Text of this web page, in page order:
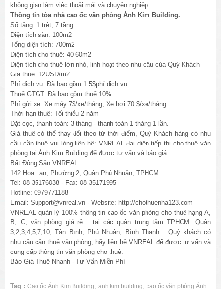
không gian làm việc thoải mái và chuyên nghiệp.
Thông tin tòa nhà cao ốc văn phòng Ánh Kim Building.
Số tầng: 1 trệt, 7 tầng
Diện tích sàn: 100m2
Tổng diện tích: 700m2
Diện tích cho thuê: 40-60m2
Diện tích cho thuê lớn nhỏ, linh hoạt theo nhu cầu của Quý Khách
Giá thuê: 12USD/m2
Phí dịch vụ: Đã bao gồm 1.5$phí dịch vụ
Thuế GTGT:Đãbao gồm thuế 10%
Phí gửi xe: Xe máy 7$/xe/tháng; Xe hơi 70 $/xe/tháng.
Thời hạn thuê: Tối thiểu 2 năm
Đặt cọc, thanh toán: 3 tháng - thanh toán 1 tháng 1 lần.
Giá thuê có thể thay đổi theo từ thời điểm, Quý Khách hàng có nhu
cầu cần thuê vui lòng liên hệ: VNREAL đại diện tiếp thị cho thuê văn
phòng tại Ánh Kim Building để được tư vấn và báo giá.
Bất Động Sản VNREAL
142 Hoa Lan, Phường 2, Quận Phú Nhuận, TPHCM
Tel: 08 35176038 - Fax: 08 35171995
Hotline: 0979771188
Email: Support@vnreal.vn - Website: http://chothuenha123.com
VNREAL quản lý 100% thông tin cao ốc văn phòng cho thuê hạng A,
B, C, văn phòng giá rẻ... tại các quận trung tâm TPHCM. Quận
3,2,3,4,5,7,10, Tân Bình, Phú Nhuận, Bình Thạnh... Quý khách có
nhu cầu cần thuê văn phòng, hãy liên hệ VNREAL để được tư vấn và
cung cấp thông tin văn phòng cho thuê.
Báo Giá Thuê Nhanh - Tư Vấn Miễn Phí
Tag : Cao ốc Ánh Kim Building,anh kim building,cao ốc văn phòng Ánh